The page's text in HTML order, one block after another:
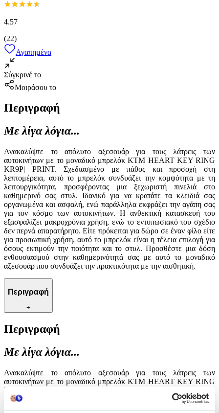
4.57
(22)
Αγαπημένα
Σύγκρινέ το
Μοιράσου το
Περιγραφή
Με λίγα λόγια...
Ανακαλύψτε το απόλυτο αξεσουάρ για τους λάτρεις των
αυτοκινήτων με το μοναδικό μπρελόκ KTM HEART KEY RING
KR9P| PRINT. Σχεδιασμένο με πάθος και προσοχή στη
λεπτομέρεια, αυτό το μπρελόκ συνδυάζει την κομψότητα με τη
λειτουργικότητα, προσφέροντας μια ξεχωριστή πινελιά στο
καθημερινό σας στυλ. Ιδανικό για να κρατάτε τα κλειδιά σας
οργανωμένα και ασφαλή, ενώ παράλληλα εκφράζει την αγάπη σας
για τον κόσμο των αυτοκινήτων. Η ανθεκτική κατασκευή του
εξασφαλίζει μακροχρόνια χρήση, ενώ το εντυπωσιακό του σχέδιο
δεν περνά απαρατήρητο. Είτε πρόκειται για δώρο σε έναν φίλο είτε
για προσωπική χρήση, αυτό το μπρελόκ είναι η τέλεια επιλογή για
όσους εκτιμούν την ποιότητα και το στυλ. Προσθέστε μια δόση
ενθουσιασμού στην καθημερινότητά σας με αυτό το μοναδικό
αξεσουάρ που συνδυάζει την πρακτικότητα με την αισθητική.
Περιγραφή
+
Περιγραφή
Με λίγα λόγια...
Ανακαλύψτε το απόλυτο αξεσουάρ για τους λάτρεις των
αυτοκινήτων με το μοναδικό μπρελόκ KTM HEART KEY RING
KR9P| PRINT. Σχεδιασμένο με πάθος και προσοχή στη
λεπτομέρεια, αυτό το μπρελόκ συνδυάζει την κομψότητα με τη